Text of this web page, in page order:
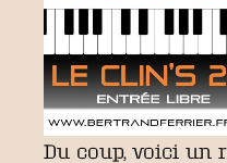
Du coup, voici un